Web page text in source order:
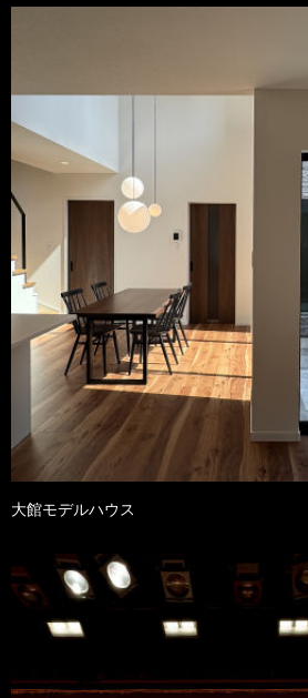
大館モデルハウス